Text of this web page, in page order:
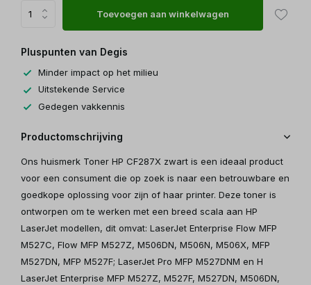
Toevoegen aan winkelwagen
Pluspunten van Degis
Minder impact op het milieu
Uitstekende Service
Gedegen vakkennis
Productomschrijving
Ons huismerk Toner HP CF287X zwart is een ideaal product
voor een consument die op zoek is naar een betrouwbare en
goedkope oplossing voor zijn of haar printer. Deze toner is
ontworpen om te werken met een breed scala aan HP
LaserJet modellen, dit omvat: LaserJet Enterprise Flow MFP
M527C, Flow MFP M527Z, M506DN, M506N, M506X, MFP
M527DN, MFP M527F; LaserJet Pro MFP M527DNM en H
LaserJet Enterprise MFP M527Z, M527F, M527DN, M506DN,